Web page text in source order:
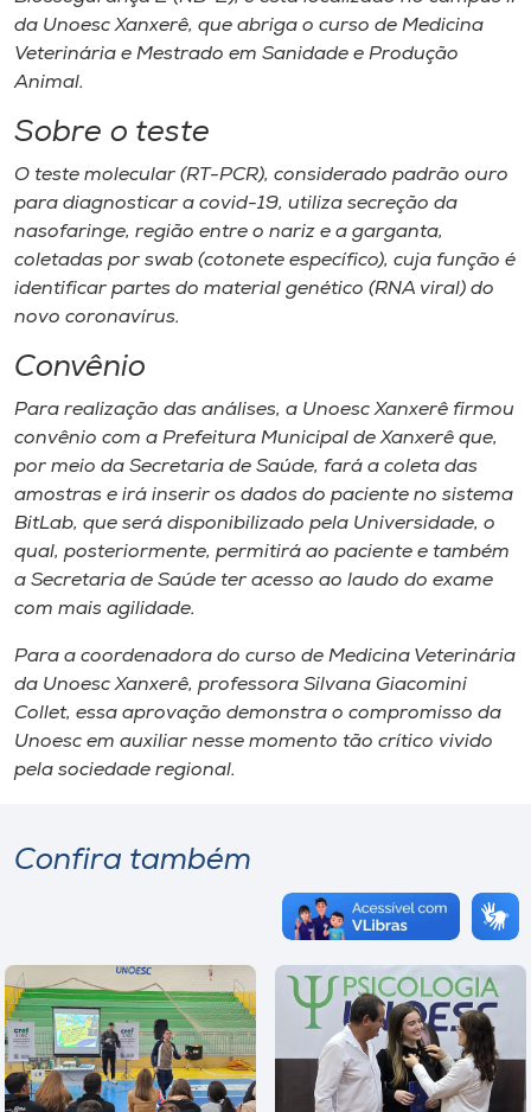
da Unoesc Xanxerê, que abriga o curso de Medicina
Veterinária e Mestrado em Sanidade e Produção
Animal.
Sobre o teste
O teste molecular (RT-PCR), considerado padrão ouro
para diagnosticar a covid-19, utiliza secreção da
nasofaringe, região entre o nariz e a garganta,
coletadas por swab (cotonete específico), cuja função é
identificar partes do material genético (RNA viral) do
novo coronavírus.
Convênio
Para realização das análises, a Unoesc Xanxerê firmou
convênio com a Prefeitura Municipal de Xanxerê que,
por meio da Secretaria de Saúde, fará a coleta das
amostras e irá inserir os dados do paciente no sistema
BitLab, que será disponibilizado pela Universidade, o
qual, posteriormente, permitirá ao paciente e também
a Secretaria de Saúde ter acesso ao laudo do exame
com mais agilidade.
Para a coordenadora do curso de Medicina Veterinária
da Unoesc Xanxerê, professora Silvana Giacomini
Collet, essa aprovação demonstra o compromisso da
Unoesc em auxiliar nesse momento tão crítico vivido
pela sociedade regional.
Confira também